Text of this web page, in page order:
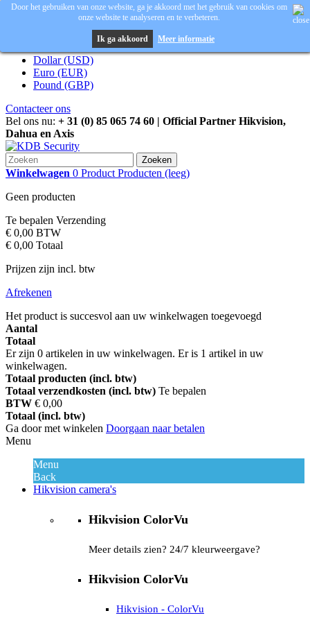
Dollar (USD)
Euro (EUR)
Pound (GBP)
Contacteer ons
Bel ons nu: + 31 (0) 85 065 74 60 | Official Partner Hikvision,
Dahua en Axis
Zoeken
Winkelwagen 0 Product Producten (leeg)
Geen producten
Te bepalen Verzending
€ 0,00 BTW
€ 0,00 Totaal
Prijzen zijn incl. btw
Afrekenen
Het product is succesvol aan uw winkelwagen toegevoegd
Aantal
Totaal
Er zijn 0 artikelen in uw winkelwagen. Er is 1 artikel in uw
winkelwagen.
Totaal producten (incl. btw)
Totaal verzendkosten (incl. btw) Te bepalen
BTW € 0,00
Totaal (incl. btw)
Ga door met winkelen Doorgaan naar betalen
Door het gebruiken van onze website, ga je akkoord met het gebruik van cookies om
onze website te analyseren en te verbeteren.
Ik ga akkoord Meer informatie
Menu
Menu
Back
Hikvision camera's
Hikvision ColorVu
Meer details zien? 24/7 kleurweergave?
Hikvision ColorVu
Hikvision - ColorVu